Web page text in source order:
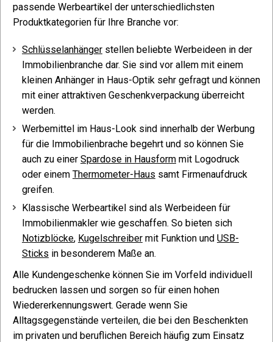
passende Werbeartikel der unterschiedlichsten
Produktkategorien für Ihre Branche vor:
Schlüsselanhänger stellen beliebte Werbeideen in der
Immobilienbranche dar. Sie sind vor allem mit einem
kleinen Anhänger in Haus-Optik sehr gefragt und können
mit einer attraktiven Geschenkverpackung überreicht
werden.
Werbemittel im Haus-Look sind innerhalb der Werbung
für die Immobilienbrache begehrt und so können Sie
auch zu einer Spardose in Hausform mit Logodruck
oder einem Thermometer-Haus samt Firmenaufdruck
greifen.
Klassische Werbeartikel sind als Werbeideen für
Immobilienmakler wie geschaffen. So bieten sich
Notizblöcke, Kugelschreiber mit Funktion und USB-
Sticks in besonderem Maße an.
Alle Kundengeschenke können Sie im Vorfeld individuell
bedrucken lassen und sorgen so für einen hohen
Wiedererkennungswert. Gerade wenn Sie
Alltagsgegenstände verteilen, die bei den Beschenkten
im privaten und beruflichen Bereich häufig zum Einsatz